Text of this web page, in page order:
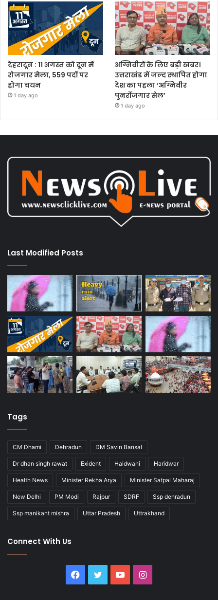
देहरादून : 11 अगस्त को दून में
रोजगार मेला, 559 पदों पर
होगा चयन
1 day ago
अग्निवीरों के लिए बड़ी खबर।
उत्तराखंड में जल्द स्थापित होगा
देश का पहला ‘अग्निवीर
पुनर्रोजगार सेल’
1 day ago
Last Modified Posts
Tags
CM Dhami Dehradun DM Savin Bansal
Dr dhan singh rawat Exident Haldwani Haridwar
Health News Minister Rekha Arya Minister Satpal Maharaj
New Delhi PM Modi Rajpur SDRF Ssp dehradun
Ssp manikant mishra Uttar Pradesh Uttrakhand
Connect With Us
Facebook
Twitter YouTubeInstagram